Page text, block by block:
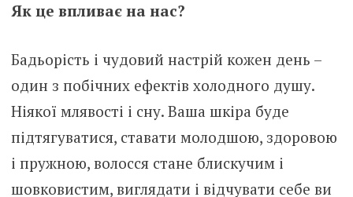
Як це впливає на нас?
Бадьорість і чудовий настрій кожен день –
один з побічних ефектів холодного душу.
Ніякої млявості і сну. Ваша шкіра буде
підтягуватися, ставати молодшою, здоровою
і пружною, волосся стане блискучим і
шовковистим, виглядати і відчувати себе ви